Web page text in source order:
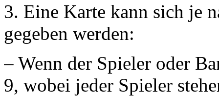
3. Eine Karte kann sich je
gegeben werden:
– Wenn der Spieler oder
9, wobei jeder Spieler